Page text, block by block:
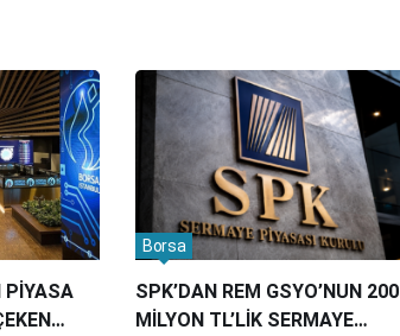
PİYASA
SPK’DAN REM GSYO’NUN 200
MİLYON TL’LİK SERMAYE
Borsa